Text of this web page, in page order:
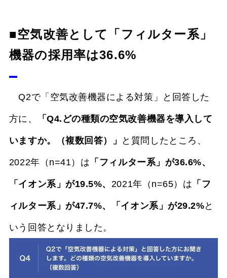
■空気改善として「フィルター系」
機器の採用率は36.6%
Q2で「空気改善機器による対策」と回答した
方に、 「Q4.どの種類の空気改善機器を導入して
いますか。（複数回答）」 と質問したところ、
2022年（n=41）は 「フィルター系」が36.6%、
「イオン系」が19.5%、 2021年（n=65）は 「フ
ィルター系」が47.7%、「イオン系」が29.2%と
いう回答となりました。